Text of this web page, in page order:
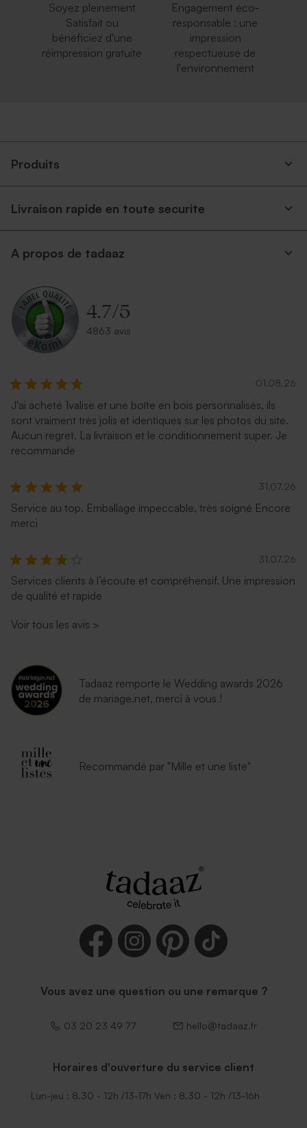
Soyez pleinement
Satisfait ou
bénéficiez d'une
réimpression gratuite
Engagement éco-
responsable : une
impression
respectueuse de
l'environnement
Produits
Livraison rapide en toute securite
A propos de tadaaz
4.7/5
4863 avis
01.08.26
J'ai acheté 1valise et une boîte en bois personnalisés, ils
sont vraiment très jolis et identiques sur les photos du site.
Aucun regret. La livraison et le conditionnement super. Je
recommande
31.07.26
Service au top. Emballage impeccable, très soigné Encore
merci
31.07.26
Services clients à l’écoute et compréhensif. Une impression
de qualité et rapide
Voir tous les avis >
Tadaaz remporte le Wedding awards 2026
de mariage.net, merci à vous !
Recommandé par "Mille et une liste"
Vous avez une question ou une remarque ?
03 20 23 49 77 hello@tadaaz.fr
Horaires d'ouverture du service client
Lun-jeu : 8.30 - 12h /13-17h Ven : 8.30 - 12h /13-16h